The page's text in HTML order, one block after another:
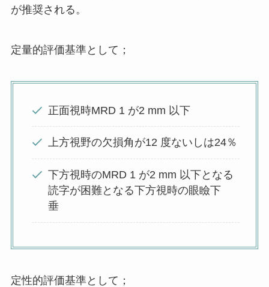
が推奨される。
定量的評価基準として；
正面視時MRD 1 が2 mm 以下
上方視野の欠損角が12 度ないしは24％
下方視時のMRD 1 が2 mm 以下となる
読字が困難となる下方視時の眼瞼下
垂
定性的評価基準として；